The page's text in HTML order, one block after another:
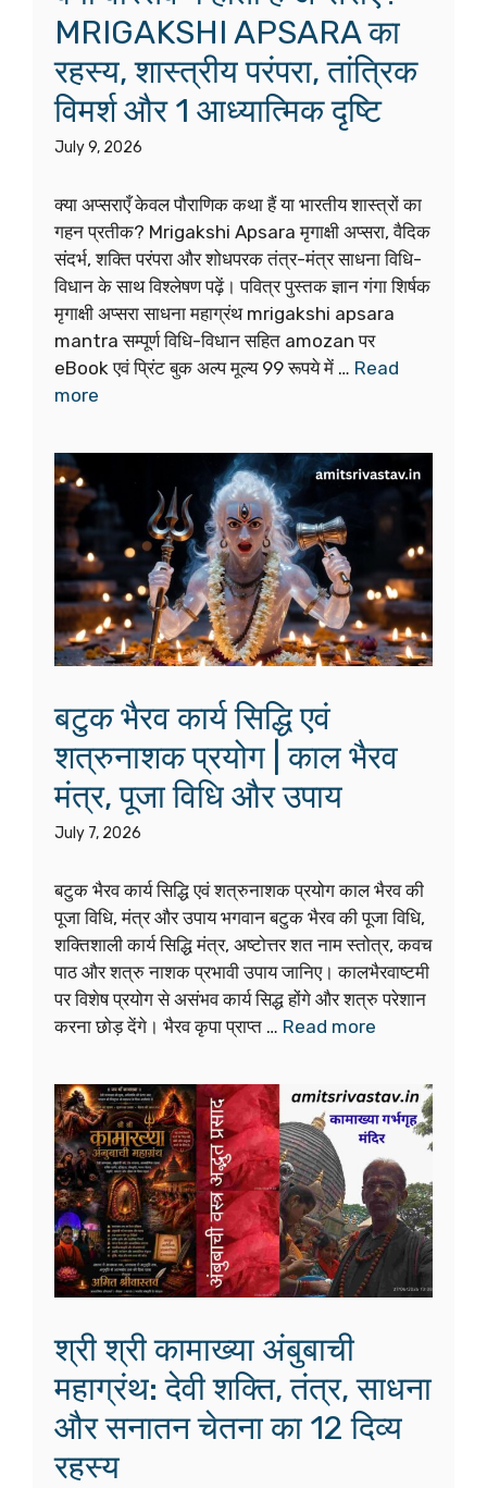
MRIGAKSHI APSARA का
रहस्य, शास्त्रीय परंपरा, तांत्रिक
विमर्श और 1 आध्यात्मिक दृष्टि
July 9, 2026
क्या अप्सराएँ केवल पौराणिक कथा हैं या भारतीय शास्त्रों का
गहन प्रतीक? Mrigakshi Apsara मृगाक्षी अप्सरा, वैदिक
संदर्भ, शक्ति परंपरा और शोधपरक तंत्र-मंत्र साधना विधि-
विधान के साथ विश्लेषण पढ़ें। पवित्र पुस्तक ज्ञान गंगा शिर्षक
मृगाक्षी अप्सरा साधना महाग्रंथ mrigakshi apsara
mantra सम्पूर्ण विधि-विधान सहित amozan पर
eBook एवं प्रिंट बुक अल्प मूल्य 99 रूपये में … Read
more
बटुक भैरव कार्य सिद्धि एवं
शत्रुनाशक प्रयोग | काल भैरव
मंत्र, पूजा विधि और उपाय
July 7, 2026
बटुक भैरव कार्य सिद्धि एवं शत्रुनाशक प्रयोग काल भैरव की
पूजा विधि, मंत्र और उपाय भगवान बटुक भैरव की पूजा विधि,
शक्तिशाली कार्य सिद्धि मंत्र, अष्टोत्तर शत नाम स्तोत्र, कवच
पाठ और शत्रु नाशक प्रभावी उपाय जानिए। कालभैरवाष्टमी
पर विशेष प्रयोग से असंभव कार्य सिद्ध होंगे और शत्रु परेशान
करना छोड़ देंगे। भैरव कृपा प्राप्त … Read more
श्री श्री कामाख्या अंबुबाची
महाग्रंथ: देवी शक्ति, तंत्र, साधना
और सनातन चेतना का 12 दिव्य
रहस्य